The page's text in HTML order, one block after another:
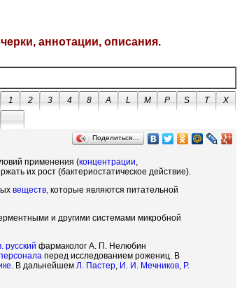
аннотации, описания.
1 2 3 4 8 A L M P S T
X
Поделиться…
применения (концентрации,
их рост (бактериостатическое действие).
веществ, которые являются питательной
и другими системами микробной
русский фармаколог А. П. Нелюбин
перед исследованием рожениц. В
. В дальнейшем Л. Пастер, И. И. Мечников, Р.